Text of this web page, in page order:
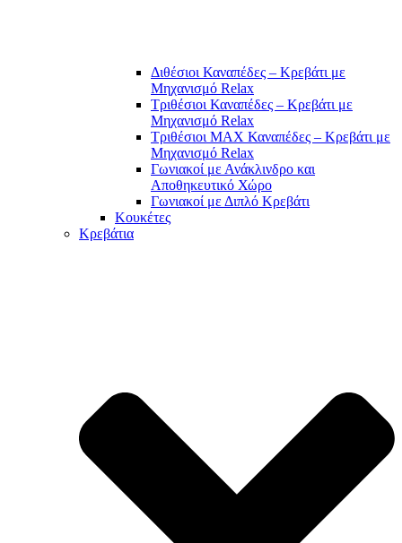
Διθέσιοι Καναπέδες – Κρεβάτι με
Μηχανισμό Relax
Τριθέσιοι Καναπέδες – Κρεβάτι με
Μηχανισμό Relax
Τριθέσιοι MAX Καναπέδες – Κρεβάτι με
Μηχανισμό Relax
Γωνιακοί με Ανάκλινδρο και
Αποθηκευτικό Χώρο
Γωνιακοί με Διπλό Κρεβάτι
Κουκέτες
Κρεβάτια